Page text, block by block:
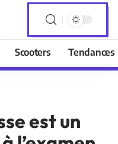
Scooters Tendances
est un